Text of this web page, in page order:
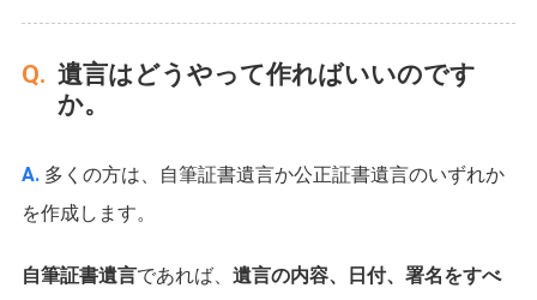
遺言はどうやって作ればいいのです
か。
多くの方は、自筆証書遺言か公正証書遺言のいずれか
を作成します。
自筆証書遺言であれば、 遺言の内容、日付、署名をすべ